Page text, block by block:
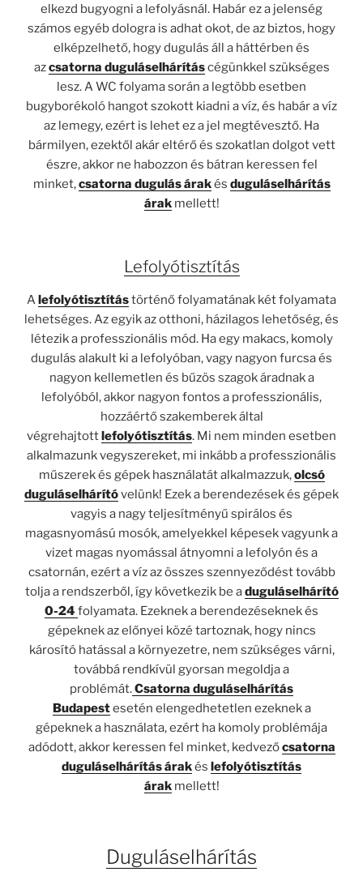
elkezd bugyogni a lefolyásnál. Habár ez a jelenség
számos egyéb dologra is adhat okot, de az biztos, hogy
elképzelhető, hogy dugulás áll a háttérben és
azcsatorna duguláselhárításcégünkkel szükséges
lesz. A WC folyama során a legtöbb esetben
bugyborékoló hangot szokott kiadni a víz, és habár a víz
az lemegy, ezért is lehet ez a jel megtévesztő. Ha
bármilyen, ezektől akár eltérő és szokatlan dolgot vett
észre, akkor ne habozzon és bátran keressen fel
minket,csatorna dugulás árakés duguláselhárítás
árak mellett!
Lefolyótisztítás
A lefolyótisztítástörténő folyamatának két folyamata
lehetséges. Az egyik az otthoni, házilagos lehetőség, és
létezik a professzionális mód. Ha egy makacs, komoly
dugulás alakult ki a lefolyóban, vagy nagyon furcsa és
nagyon kellemetlen és bűzös szagok áradnak a
lefolyóból, akkor nagyon fontos a professzionális,
hozzáértő szakemberek által
végrehajtott lefolyótisztítás. Mi nem minden esetben
alkalmazunk vegyszereket, mi inkább a professzionális
műszerek és gépek használatát alkalmazzuk,olcsó
duguláselhárítóvelünk! Ezek a berendezések és gépek
vagyis a nagy teljesítményű spirálos és
magasnyomású mosók, amelyekkel képesek vagyunk a
vizet magas nyomással átnyomni a lefolyón és a
csatornán, ezért a víz az összes szennyeződést tovább
tolja a rendszerből, így következik be aduguláselhárító
0-24 folyamata. Ezeknek a berendezéseknek és
gépeknek az előnyei közé tartoznak, hogy nincs
károsító hatással a környezetre, nem szükséges várni,
továbbá rendkívül gyorsan megoldja a
problémát.Csatorna duguláselhárítás
Budapestesetén elengedhetetlen ezeknek a
gépeknek a használata, ezért ha komoly problémája
adódott, akkor keressen fel minket, kedvezőcsatorna
duguláselhárítás árakés lefolyótisztítás
árakmellett!
Duguláselhárítás